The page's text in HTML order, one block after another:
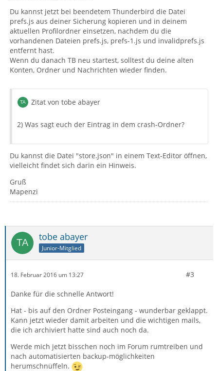
Du kannst jetzt bei beendetem Thunderbird die Datei
prefs.js aus deiner Sicherung kopieren und in deinem
aktuellen Profilordner einsetzen, nachdem du die
vorhandenen Dateien prefs.js, prefs-1.js und invalidprefs.js
entfernt hast.
Wenn du danach TB neu startest, solltest du deine alten
Konten, Ordner und Nachrichten wieder finden.
Zitat von tobe abayer
2) Was sagt euch der Eintrag in dem crash-Ordner?
Du kannst die Datei "store.json" in einem Text-Editor öffnen,
vielleicht findet sich darin ein Hinweis.
Gruß
Mapenzi
tobe abayer
Junior-Mitglied
18. Februar 2016 um 13:27 #3
Danke für die schnelle Antwort!
Hat - bis auf den Ordner Posteingang - wunderbar geklappt.
Kann jetzt wieder damit arbeiten und die wichtigen mails,
die ich archiviert hatte sind auch noch da.
Werde mich jetzt bisschen noch im Forum rumtreiben und
nach automatisierten backup-möglichkeiten
herumschnüffeln.